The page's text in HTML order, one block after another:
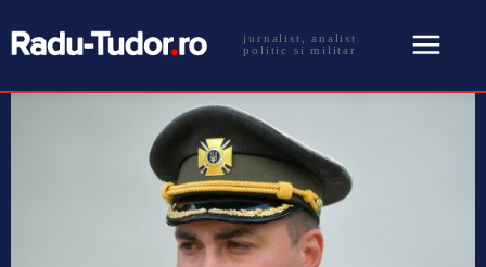
jurnalist, analist
politic si militar